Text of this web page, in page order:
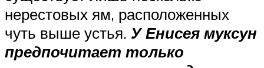
нерестовых ям, расположенных
чуть выше устья. У Енисея муксун
предпочитает только